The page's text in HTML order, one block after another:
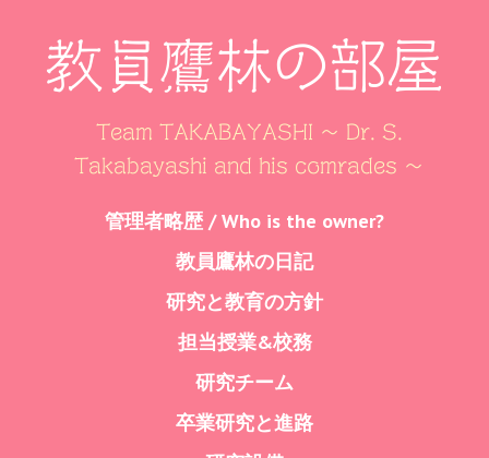
教員鷹林の部屋
Team TAKABAYASHI ～ Dr. S.
Takabayashi and his comrades ～
管理者略歴 / Who is the owner?
教員鷹林の日記
研究と教育の方針
担当授業&校務
研究チーム
卒業研究と進路